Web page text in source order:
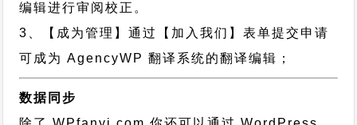
编辑进行审阅校正。
3、【成为管理】通过【加入我们】表单提交申请
可成为 AgencyWP 翻译系统的翻译编辑；
数据同步